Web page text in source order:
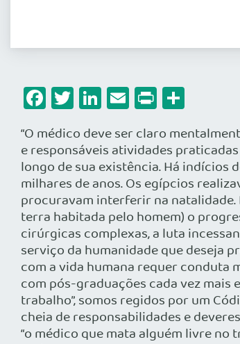
Facebook
Twitter
LinkedIn
Email
Print
“O médico deve ser claro
e responsáveis atividades
longo de sua existência. Há indícios
milhares de anos. Os egípcios
procuravam interferir na natalidade.
terra habitada pelo homem) o
cirúrgicas complexas, a luta
serviço da humanidade que deseja
com a vida humana requer conduta
com pós-graduações cada vez mais
trabalho”, somos regidos por um
cheia de responsabilidades e
“o médico que mata alguém livre no